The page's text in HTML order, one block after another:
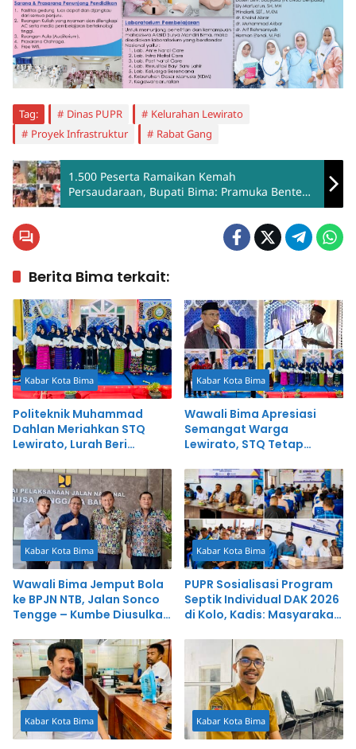
Tag: Dinas PUPR
Kelurahan Lewirato
Proyek Infrastruktur
Rabat Gang
1.500 Peserta Ramaikan Kemah
Persaudaraan, Bupati Bima: Pramuka Benteng
Moral Generasi Muda
Berita Bima terkait:
Kabar Kota Bima
Politeknik Muhammad
Dahlan Meriahkan STQ
Lewirato, Lurah Beri
Kabar Kota Bima
Wawali Bima Apresiasi
Semangat Warga
Lewirato, STQ Tetap
Sederhana
Kabar Kota Bima
Wawali Bima Jemput Bola
ke BPJN NTB, Jalan Sonco
Tengge – Kumbe Diusulkan
Kabar Kota Bima
PUPR Sosialisasi Program
Septik Individual DAK 2026
di Kolo, Kadis: Masyarakat
Kabar Kota Bima Kabar Kota Bima